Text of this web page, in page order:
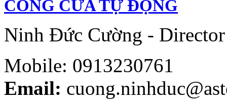
CỔNG CỬA TỰ ĐỘNG
Ninh Đức Cường - Director
Mobile: 0913230761
Email: